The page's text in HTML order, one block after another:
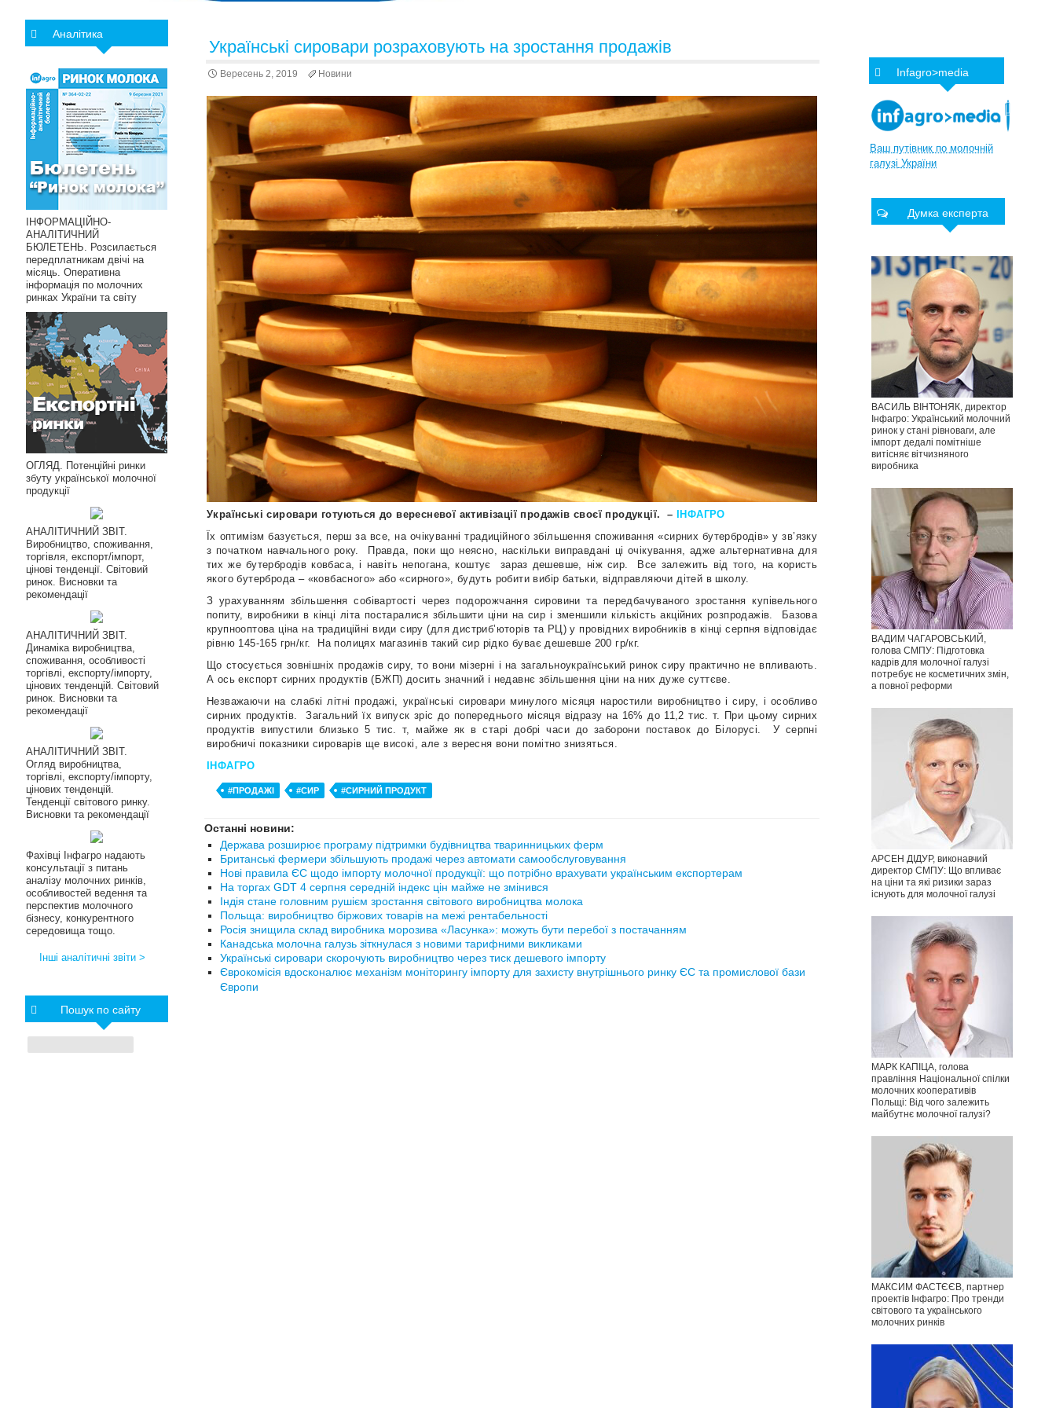
Українські сировари розраховують на зростання продажів
Вересень 2, 2019 Новини
Українські сировари готуються до вересневої активізації продажів своєї продукції. –
ІНФАГРО
Їх оптимізм базується, перш за все, на очікуванні традиційного збільшення споживання «сирних бутербродів» у зв’язку
з початком навчального року.
Правда, поки що неясно, наскільки виправдані ці очікування, адже альтернативна для
тих же бутербродів ковбаса, і навіть непогана, коштує
зараз дешевше, ніж сир.
Все залежить від того, на користь
якого бутерброда – «ковбасного» або «сирного», будуть робити вибір батьки, відправляючи дітей в школу.
З урахуванням збільшення собівартості через подорожчання сировини та передбачуваного зростання купівельного
попиту, виробники в кінці літа постаралися збільшити ціни на сир і зменшили кількість акційних розпродажів.
Базова
крупнооптова ціна на традиційні види сиру (для дистриб’юторів та РЦ) у провідних виробників в кінці серпня відповідає
рівню 145-165 грн/кг.
На полицях магазинів такий сир рідко буває дешевше 200 гр/кг.
Що стосується зовнішніх продажів сиру, то вони мізерні і на загальноукраїнський ринок сиру практично не впливають.
А ось експорт сирних продуктів (БЖП) досить значний і недавнє збільшення ціни на них дуже суттєве.
Незважаючи на слабкі літні продажі, українські сировари минулого місяця наростили виробництво і сиру, і особливо
сирних продуктів.
Загальний їх випуск зріс до попереднього місяця відразу на 16% до 11,2 тис. т. При цьому сирних
продуктів випустили близько 5 тис. т, майже як в старі добрі часи до заборони поставок до Білорусі.
У серпні
виробничі показники сироварів ще високі, але з вересня вони помітно знизяться.
ІНФАГРО
#ПРОДАЖІ #СИР #СИРНИЙ ПРОДУКТ
Останні новини:
Держава розширює програму підтримки будівництва тваринницьких ферм
Британські фермери збільшують продажі через автомати самообслуговування
Нові правила ЄС щодо імпорту молочної продукції: що потрібно врахувати українським експортерам
На торгах GDT 4 серпня середній індекс цін майже не змінився
Індія стане головним рушієм зростання світового виробництва молока
Польща: виробництво біржових товарів на межі рентабельності
Росія знищила склад виробника морозива «Ласунка»: можуть бути перебої з постачанням
Канадська молочна галузь зіткнулася з новими тарифними викликами
Українські сировари скорочують виробництво через тиск дешевого імпорту
Єврокомісія вдосконалює механізм моніторингу імпорту для захисту внутрішнього ринку ЄС та промислової бази
Європи
Infagro>media
Ваш путівник по молочній
галузі України
Думка експерта
ВАСИЛЬ ВІНТОНЯК, директор
Інфагро: Український молочний
ринок у стані рівноваги, але
імпорт дедалі помітніше
витісняє вітчизняного
виробника
ВАДИМ ЧАГАРОВСЬКИЙ,
голова СМПУ: Підготовка
кадрів для молочної галузі
потребує не косметичних змін,
а повної реформи
АРСЕН ДІДУР, виконавчий
директор СМПУ: Що впливає
на ціни та які ризики зараз
існують для молочної галузі
МАРК КАПІЦА, голова
правління Національної спілки
молочних кооперативів
Польщі: Від чого залежить
майбутнє молочної галузі?
МАКСИМ ФАСТЄЄВ, партнер
проектів Інфагро: Про тренди
світового та українського
молочних ринків
Аналітика
ІНФОРМАЦІЙНО-
АНАЛІТИЧНИЙ
БЮЛЕТЕНЬ. Розсилається
передплатникам двічі на
місяць. Оперативна
інформація по молочних
ринках України та світу
ОГЛЯД. Потенційні ринки
збуту української молочної
продукції
АНАЛІТИЧНИЙ ЗВІТ.
Виробництво, споживання,
торгівля, експорт/імпорт,
цінові тенденції. Світовий
ринок. Висновки та
рекомендації
АНАЛІТИЧНИЙ ЗВІТ.
Динаміка виробництва,
споживання, особливості
торгівлі, експорту/імпорту,
цінових тенденцій. Світовий
ринок. Висновки та
рекомендації
АНАЛІТИЧНИЙ ЗВІТ.
Огляд виробництва,
торгівлі, експорту/імпорту,
цінових тенденцій.
Тенденції світового ринку.
Висновки та рекомендації
Фахівці Інфагро надають
консультації з питань
аналізу молочних ринків,
особливостей ведення та
перспектив молочного
бізнесу, конкурентного
середовища тощо.
Інші аналітичні звіти >
Пошук по сайту